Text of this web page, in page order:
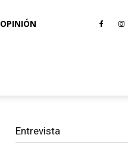
OPINIÓN
Entrevista